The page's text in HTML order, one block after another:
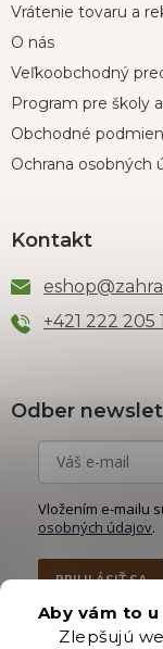
Aby vám to
Zlepšujú
Vrátenie tovaru a
O nás
Veľkoobchodný
Program pre školy
Obchodné
Ochrana osobných
Kontakt
eshop@
+421 222 205
Odber
Vložením e-mailu
osobných údajov.
PRIHLÁSIŤ SA